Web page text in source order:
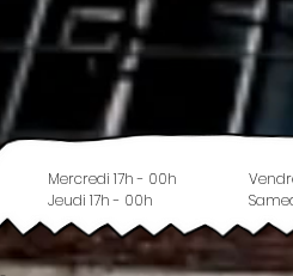
Mercredi 17h - 00h
Jeudi 17h - 00h